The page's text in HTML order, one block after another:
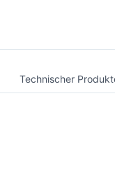
Technischer